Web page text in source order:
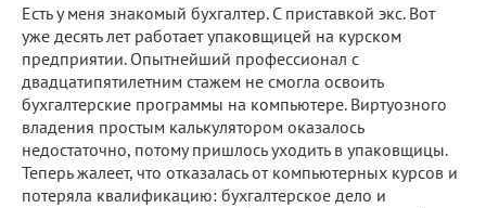
Есть у меня знакомый бухгалтер. С приставкой экс. Вот
уже десять лет работает упаковщицей на курском
предприятии. Опытнейший профессионал с
двадцатипятилетним стажем не смогла освоить
бухгалтерские программы на компьютере. Виртуозного
владения простым калькулятором оказалось
недостаточно, потому пришлось уходить в упаковщицы.
Теперь жалеет, что отказалась от компьютерных курсов и
потеряла квалификацию: бухгалтерское дело и